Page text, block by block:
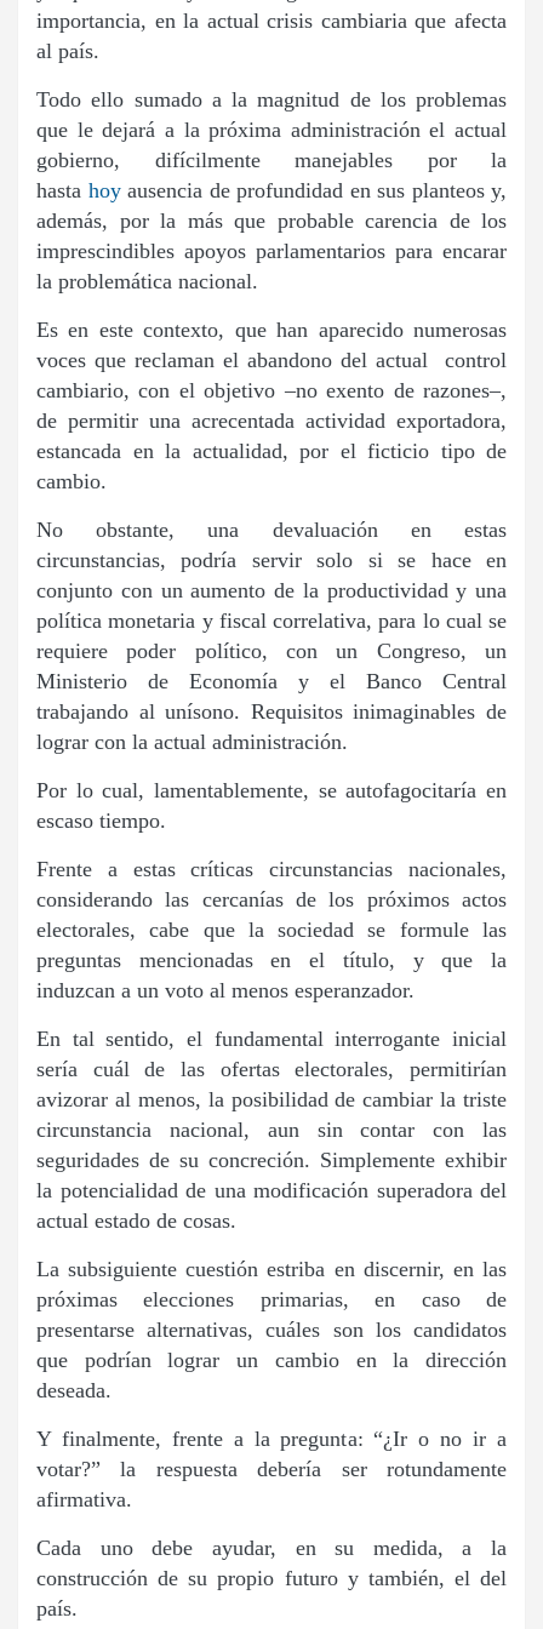
importancia, en la actual crisis cambiaria que afecta
al país.
Todo ello sumado a la magnitud de los problemas
que le dejará a la próxima administración el actual
gobierno, difícilmente manejables por la
hasta hoyausencia de profundidad en sus planteos y,
además, por la más que probable carencia de los
imprescindibles apoyos parlamentarios para encarar
la problemática nacional.
Es en este contexto, que han aparecido numerosas
voces que reclaman el abandono del actual control
cambiario, con el objetivo –no exento de razones–,
de permitir una acrecentada actividad exportadora,
estancada en la actualidad, por el ficticio tipo de
cambio.
No obstante, una devaluación en estas
circunstancias, podría servir solo si se hace en
conjunto con un aumento de la productividad y una
política monetaria y fiscal correlativa, para lo cual se
requiere poder político, con un Congreso, un
Ministerio de Economía y el Banco Central
trabajando al unísono. Requisitos inimaginables de
lograr con la actual administración.
Por lo cual, lamentablemente, se autofagocitaría en
escaso tiempo.
Frente a estas críticas circunstancias nacionales,
considerando las cercanías de los próximos actos
electorales, cabe que la sociedad se formule las
preguntas mencionadas en el título, y que la
induzcan a un voto al menos esperanzador.
En tal sentido, el fundamental interrogante inicial
sería cuál de las ofertas electorales, permitirían
avizorar al menos, la posibilidad de cambiar la triste
circunstancia nacional, aun sin contar con las
seguridades de su concreción. Simplemente exhibir
la potencialidad de una modificación superadora del
actual estado de cosas.
La subsiguiente cuestión estriba en discernir, en las
próximas elecciones primarias, en caso de
presentarse alternativas, cuáles son los candidatos
que podrían lograr un cambio en la dirección
deseada.
Y finalmente, frente a la pregunta: “¿Ir o no ir a
votar?” la respuesta debería ser rotundamente
afirmativa.
Cada uno debe ayudar, en su medida, a la
construcción de su propio futuro y también, el del
país.